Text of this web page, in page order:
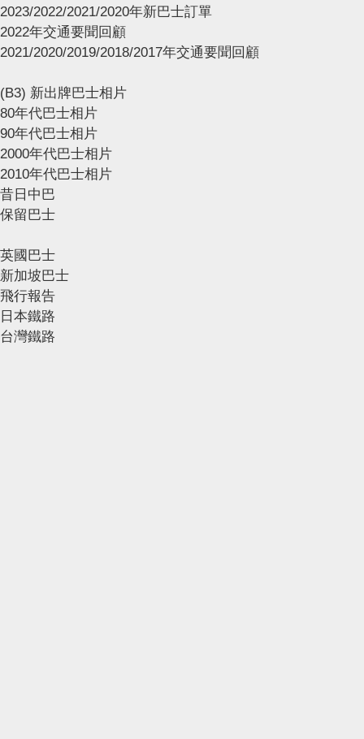
2023/2022/2021/2020年新巴士訂單
2022年交通要聞回顧
2021/2020/2019/2018/2017年交通要聞回顧
(B3) 新出牌巴士相片
80年代巴士相片
90年代巴士相片
2000年代巴士相片
2010年代巴士相片
昔日中巴
保留巴士
英國巴士
新加坡巴士
飛行報告
日本鐵路
台灣鐵路